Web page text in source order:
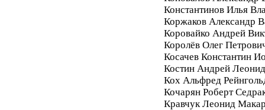
Константинов Илья
Коржаков Александр
Коровайко Андрей
Королёв Олег
Косачев Константин
Костин Андрей
Кох Альфред
Кочарян Роберт
Кравчук Леонид